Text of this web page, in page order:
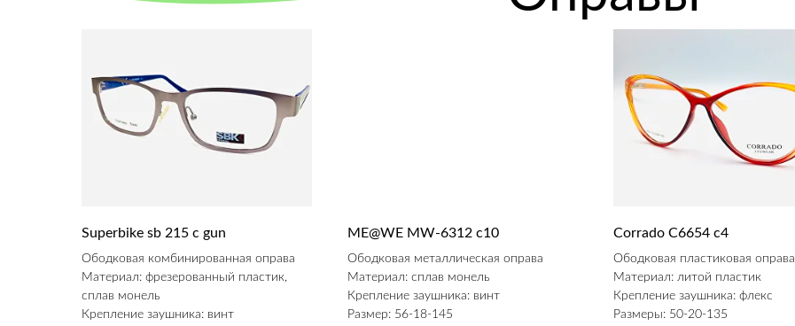
Superbike sb 215 c gun
Ободковая комбинированная оправа
Материал: фрезерованный пластик,
сплав монель
Крепление заушника: винт
ME@WE MW-6312 c10
Ободковая металлическая оправа
Материал: сплав монель
Крепление заушника: винт
Размер: 56-18-145
Corrado C6654 c4
Ободковая пластиковая оправа
Материал: литой пластик
Крепление заушника: флекс
Размеры: 50-20-135